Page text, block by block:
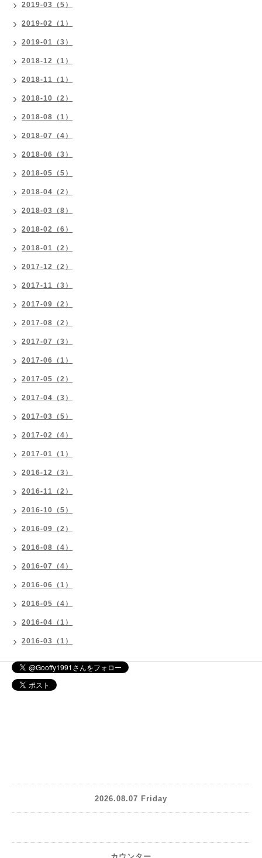
2019-03（5）
2019-02（1）
2019-01（3）
2018-12（1）
2018-11（1）
2018-10（2）
2018-08（1）
2018-07（4）
2018-06（3）
2018-05（5）
2018-04（2）
2018-03（8）
2018-02（6）
2018-01（2）
2017-12（2）
2017-11（3）
2017-09（2）
2017-08（2）
2017-07（3）
2017-06（1）
2017-05（2）
2017-04（3）
2017-03（5）
2017-02（4）
2017-01（1）
2016-12（3）
2016-11（2）
2016-10（5）
2016-09（2）
2016-08（4）
2016-07（4）
2016-06（1）
2016-05（4）
2016-04（1）
2016-03（1）
2026.08.07 Friday